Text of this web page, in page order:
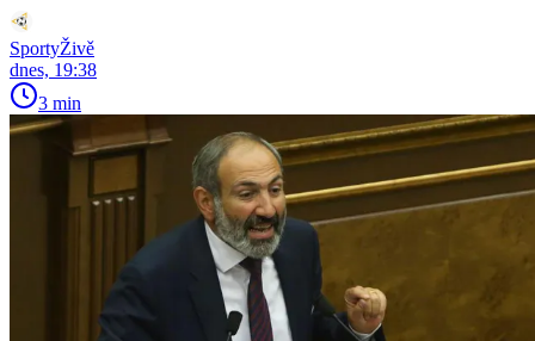
SportyŽivě
dnes, 19:38
3 min